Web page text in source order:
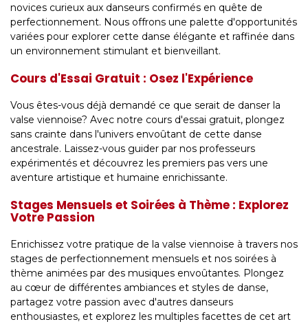
novices curieux aux danseurs confirmés en quête de
perfectionnement. Nous offrons une palette d'opportunités
variées pour explorer cette danse élégante et raffinée dans
un environnement stimulant et bienveillant.
Cours d'Essai Gratuit : Osez l'Expérience
Vous êtes-vous déjà demandé ce que serait de danser la
valse viennoise? Avec notre cours d'essai gratuit, plongez
sans crainte dans l'univers envoûtant de cette danse
ancestrale. Laissez-vous guider par nos professeurs
expérimentés et découvrez les premiers pas vers une
aventure artistique et humaine enrichissante.
Stages Mensuels et Soirées à Thème : Explorez
Votre Passion
Enrichissez votre pratique de la valse viennoise à travers nos
stages de perfectionnement mensuels et nos soirées à
thème animées par des musiques envoûtantes. Plongez
au cœur de différentes ambiances et styles de danse,
partagez votre passion avec d'autres danseurs
enthousiastes, et explorez les multiples facettes de cet art